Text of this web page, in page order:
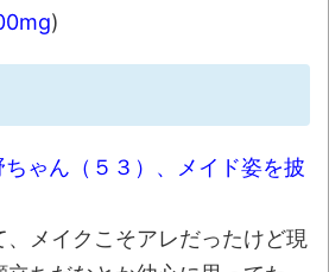
)
ちゃん（５３）、メイド姿を披
メイクこそアレだったけど現